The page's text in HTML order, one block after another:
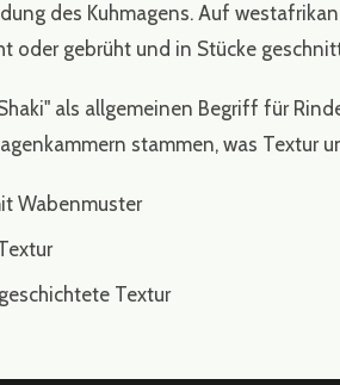
des Kuhmagens. Auf
oder gebrüht und in Stücke
als allgemeinen Begriff für
stammen, was Textur
Wabenmuster
Textur